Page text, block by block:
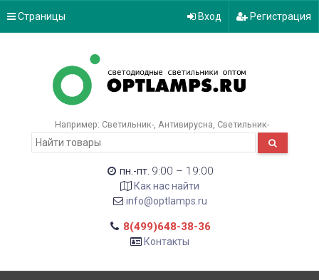
Страницы Вход Регистрация
Например: Светильник- Антивирусна Светильник-
пн.-пт. 9:00 – 19:00
Как нас найти
info@optlamps.ru
8(499)648-38-36
Контакты